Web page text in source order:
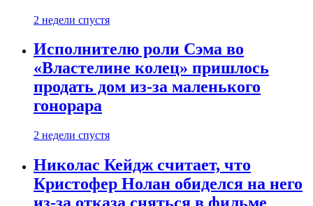
2 недели спустя
Исполнителю роли Сэма во
«Властелине колец» пришлось
продать дом из-за маленького
гонорара
2 недели спустя
Николас Кейдж считает, что
Кристофер Нолан обиделся на него